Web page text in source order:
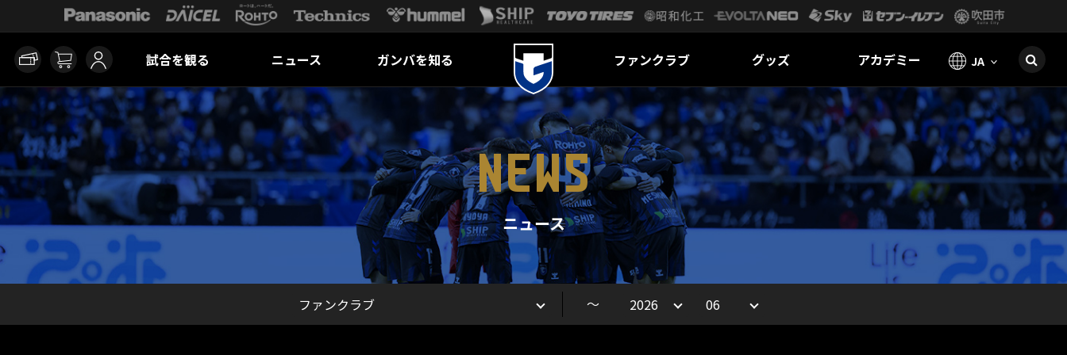
試合を観る ニュース ガンバを知る ファンクラブ グッズ アカデミー JA
NEWS
ニュース
～